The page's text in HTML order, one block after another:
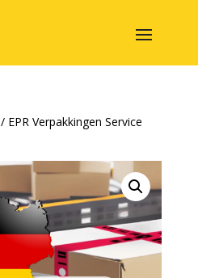
/ EPR Verpakkingen Service